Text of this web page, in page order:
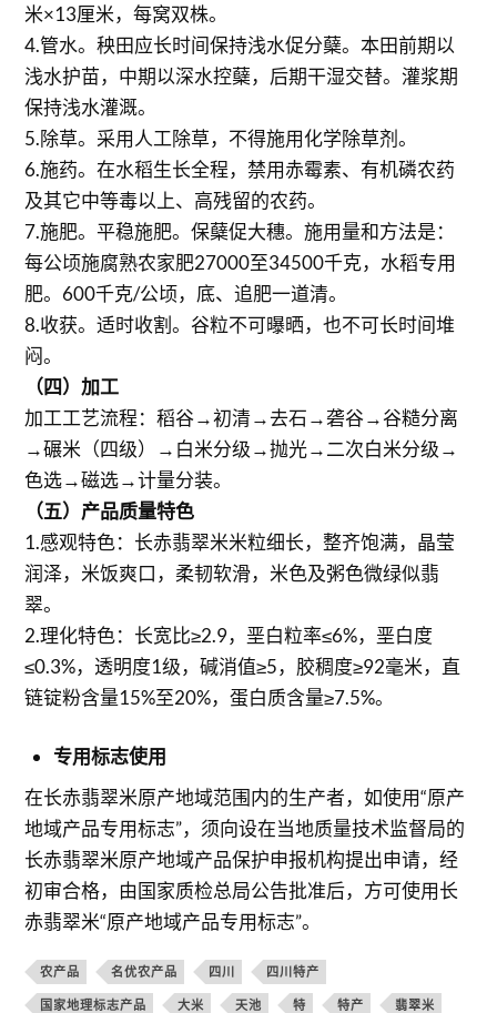
米×13厘米，每窝双株。
4.管水。秧田应长时间保持浅水促分蘖。本田前期以
浅水护苗，中期以深水控蘖，后期干湿交替。灌浆期
保持浅水灌溉。
5.除草。采用人工除草，不得施用化学除草剂。
6.施药。在水稻生长全程，禁用赤霉素、有机磷农药
及其它中等毒以上、高残留的农药。
7.施肥。平稳施肥。保蘖促大穗。施用量和方法是：
每公顷施腐熟农家肥27000至34500千克，水稻专用
肥。600千克/公顷，底、追肥一道清。
8.收获。适时收割。谷粒不可曝晒，也不可长时间堆
闷。
（四）加工
加工工艺流程：稻谷→初清→去石→砻谷→谷糙分离
→碾米（四级）→白米分级→抛光→二次白米分级→
色选→磁选→计量分装。
（五）产品质量特色
1.感观特色：长赤翡翠米米粒细长，整齐饱满，晶莹
润泽，米饭爽口，柔韧软滑，米色及粥色微绿似翡
翠。
2.理化特色：长宽比≥2.9，垩白粒率≤6%，垩白度
≤0.3%，透明度1级，碱消值≥5，胶稠度≥92毫米，直
链锭粉含量15%至20%，蛋白质含量≥7.5%。
专用标志使用
在长赤翡翠米原产地域范围内的生产者，如使用“原产
地域产品专用标志”，须向设在当地质量技术监督局的
长赤翡翠米原产地域产品保护申报机构提出申请，经
初审合格，由国家质检总局公告批准后，方可使用长
赤翡翠米“原产地域产品专用标志”。
农产品 名优农产品 四川 四川特产
国家地理标志产品 大米 天池 特 特产 翡翠米